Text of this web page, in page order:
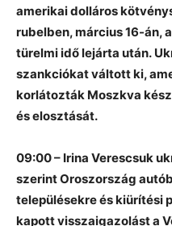
amerikai dolláros
rubelben, március 16-án,
türelmi idő lejárta után.
szankciókat váltott ki,
korlátozták Moszkva
és elosztását.
09:00 – Irina Verescsuk
szerint Oroszország
településekre és kiürítési
kapott visszaigazolást a